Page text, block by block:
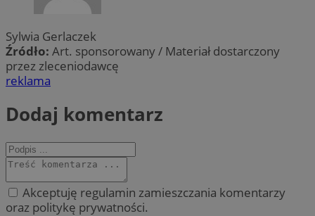
Sylwia Gerlaczek
Źródło: Art. sponsorowany / Materiał dostarczony
przez zleceniodawcę
reklama
Dodaj komentarz
Akceptuję regulamin zamieszczania komentarzy
oraz politykę prywatności.